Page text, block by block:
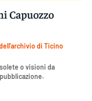
Capuozzo
di Ticino
o visioni da